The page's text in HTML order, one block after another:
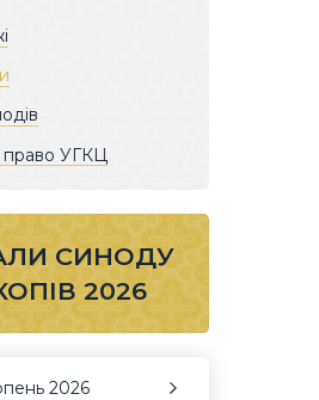
право УГКЦ
СИНОДУ
2026
2026